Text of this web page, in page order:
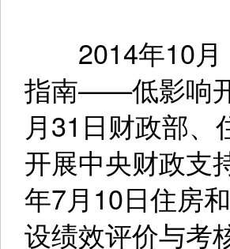
2014年10月
指南——低影响
月31日财政部
开展中央财政支
年7月10日住房
设绩效评价与考